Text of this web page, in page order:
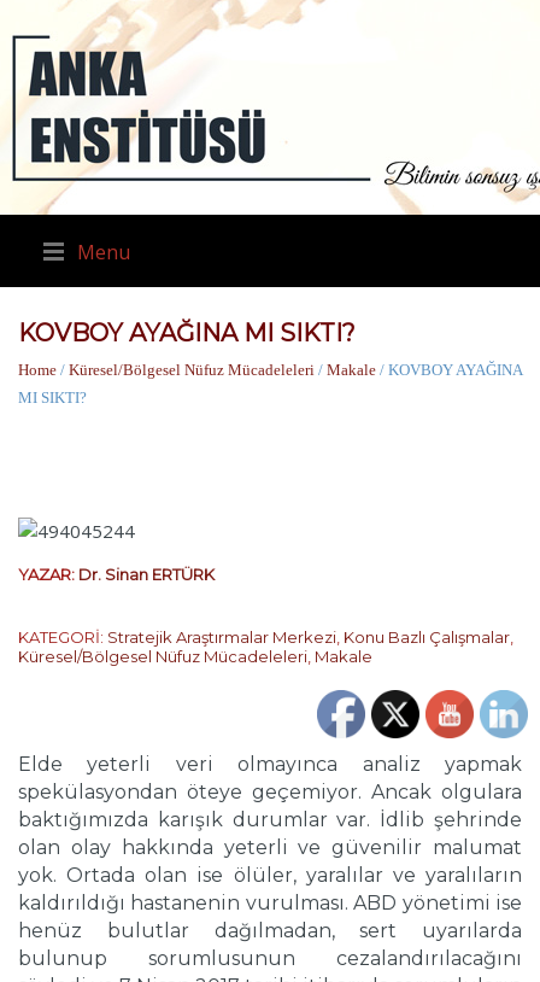
Menu
KOVBOY AYAĞINA MI SIKTI?
Home / Küresel/Bölgesel Nüfuz Mücadeleleri / Makale / KOVBOY AYAĞINA
MI SIKTI?
YAZAR: Dr. Sinan ERTÜRK
KATEGORİ: Stratejik Araştırmalar Merkezi, Konu Bazlı Çalışmalar,
Küresel/Bölgesel Nüfuz Mücadeleleri, Makale
Elde yeterli veri olmayınca analiz yapmak
spekülasyondan öteye geçemiyor. Ancak olgulara
baktığımızda karışık durumlar var. İdlib şehrinde
olan olay hakkında yeterli ve güvenilir malumat
yok. Ortada olan ise ölüler, yaralılar ve yaralıların
kaldırıldığı hastanenin vurulması. ABD yönetimi ise
henüz bulutlar dağılmadan, sert uyarılarda
bulunup sorumlusunun cezalandırılacağını